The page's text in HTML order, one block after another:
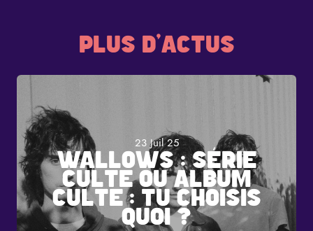
PLUS D'ACTUS
23 Juil 25
WALLOWS : SÉRIE
CULTE OU ALBUM
CULTE : TU CHOISIS
QUOI ?